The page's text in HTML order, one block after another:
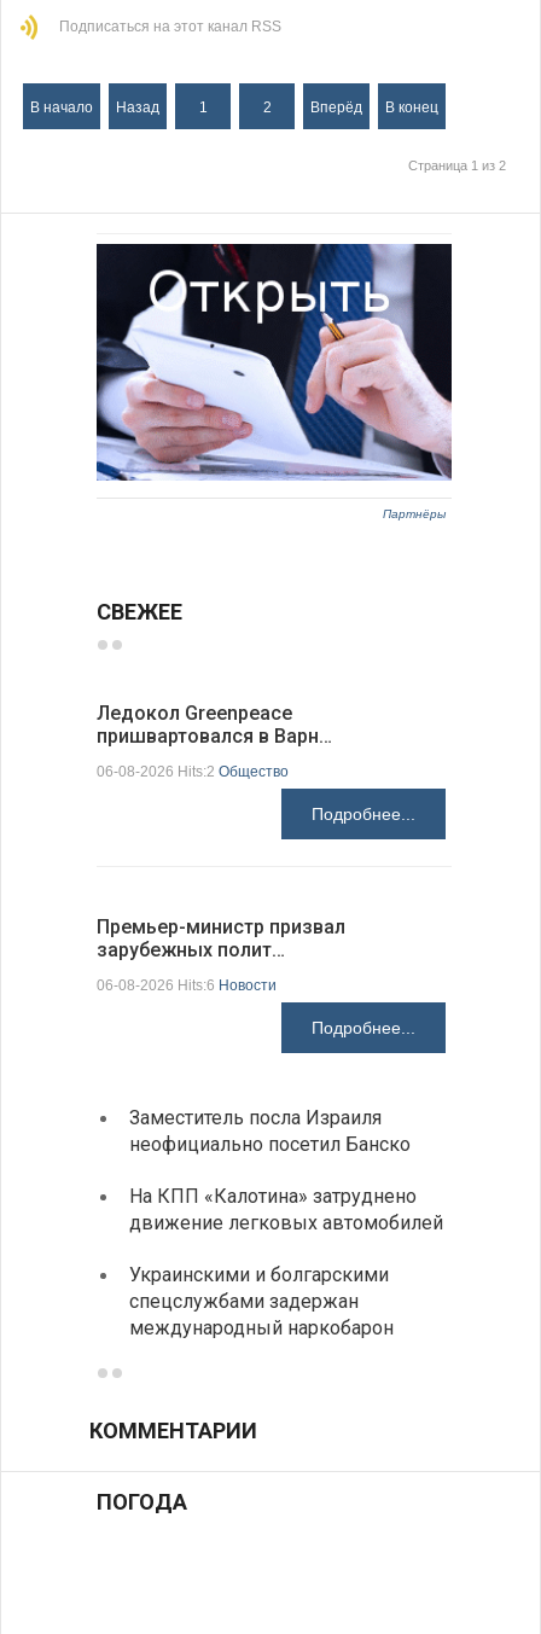
Подписаться на этот канал RSS
В начало Назад 1 2 Вперёд В конец
Страница 1 из 2
Партнёры
СВЕЖЕЕ
Ледокол Greenpeace
пришвартовался в Варн…
06-08-2026 Hits:2 Общество
Подробнее...
Премьер-министр призвал
зарубежных полит…
06-08-2026 Hits:6 Новости
Подробнее...
Заместитель посла Израиля
неофициально посетил Банско
На КПП «Калотина» затруднено
движение легковых автомобилей
Украинскими и болгарскими
спецслужбами задержан
международный наркобарон
КОММЕНТАРИИ
ПОГОДА